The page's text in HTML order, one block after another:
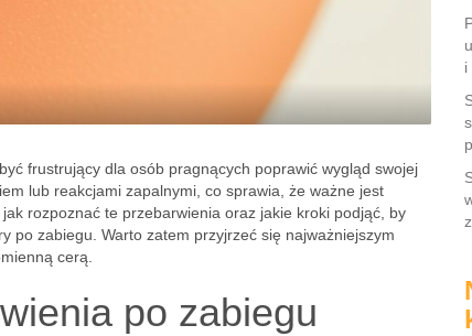
frustrujący dla osób pragnących poprawić wygląd swojej
lub reakcjami zapalnymi, co sprawia, że ważne jest
rozpoznać te przebarwienia oraz jakie kroki podjąć, by
po zabiegu. Warto zatem przyjrzeć się najważniejszym
cerą.
po zabiegu
i